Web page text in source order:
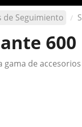
de Seguimiento
600
de